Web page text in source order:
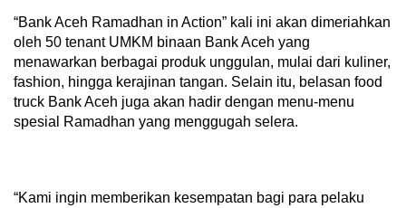
“Bank Aceh Ramadhan in Action” kali ini akan dimeriahkan
oleh 50 tenant UMKM binaan Bank Aceh yang
menawarkan berbagai produk unggulan, mulai dari kuliner,
fashion, hingga kerajinan tangan. Selain itu, belasan food
truck Bank Aceh juga akan hadir dengan menu-menu
spesial Ramadhan yang menggugah selera.
“Kami ingin memberikan kesempatan bagi para pelaku